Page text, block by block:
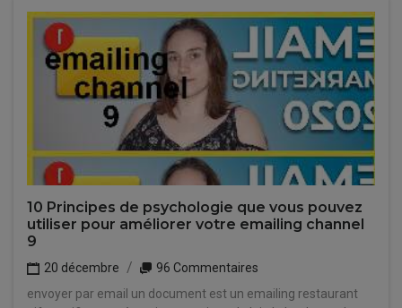
10 Principes de psychologie que vous pouvez
utiliser pour améliorer votre emailing channel
9
20 décembre
96 Commentaires
envoyer par email un document est un emailing restaurant